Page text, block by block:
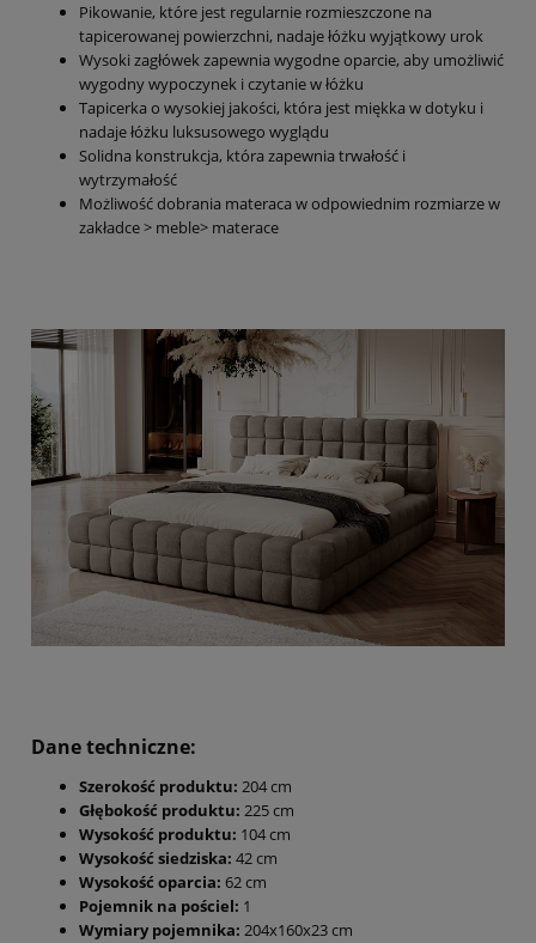
Pikowanie, które jest regularnie rozmieszczone na
tapicerowanej powierzchni, nadaje łóżku wyjątkowy urok
Wysoki zagłówek zapewnia wygodne oparcie, aby umożliwić
wygodny wypoczynek i czytanie w łóżku
Tapicerka o wysokiej jakości, która jest miękka w dotyku i
nadaje łóżku luksusowego wyglądu
Solidna konstrukcja, która zapewnia trwałość i
wytrzymałość
Możliwość dobrania materaca w odpowiednim rozmiarze w
zakładce > meble> materace
Dane techniczne:
Szerokość produktu: 204 cm
Głębokość produktu: 225 cm
Wysokość produktu: 104 cm
Wysokość siedziska: 42 cm
Wysokość oparcia: 62 cm
Pojemnik na pościel: 1
Wymiary pojemnika: 204x160x23 cm